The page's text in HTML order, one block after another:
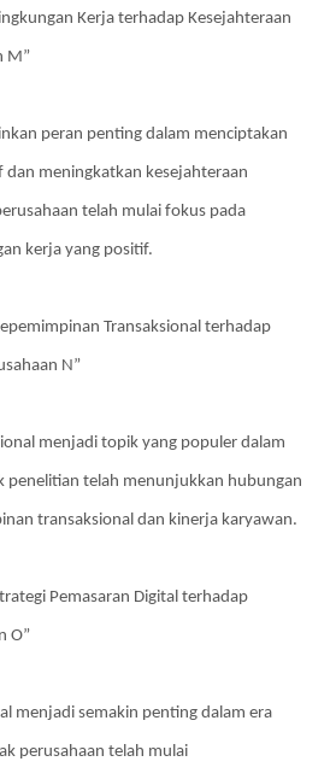
Kerja terhadap Kesejahteraan
M”
peran penting dalam menciptakan
dan meningkatkan kesejahteraan
telah mulai fokus pada
kerja yang positif.
Transaksional terhadap
N”
menjadi topik yang populer dalam
penelitian telah menunjukkan hubungan
transaksional dan kinerja karyawan.
Pemasaran Digital terhadap
O”
menjadi semakin penting dalam era
perusahaan telah mulai